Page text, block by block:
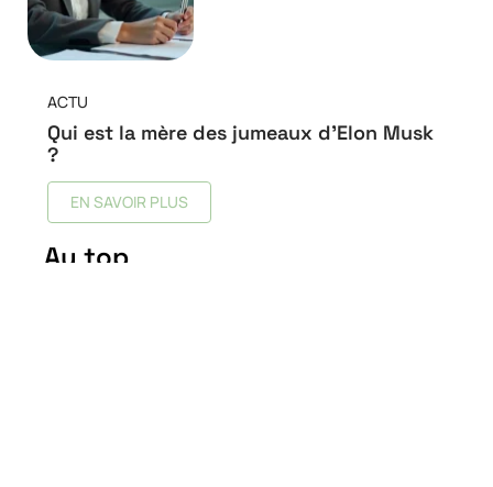
ACTU
Qui est la mère des jumeaux d’Elon Musk
?
EN SAVOIR PLUS
Au top